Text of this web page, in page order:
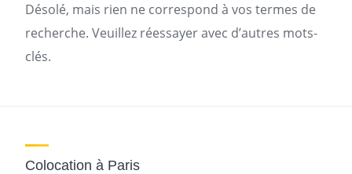
Désolé, mais rien ne correspond à vos termes de
recherche. Veuillez réessayer avec d’autres mots-
clés.
Colocation à Paris